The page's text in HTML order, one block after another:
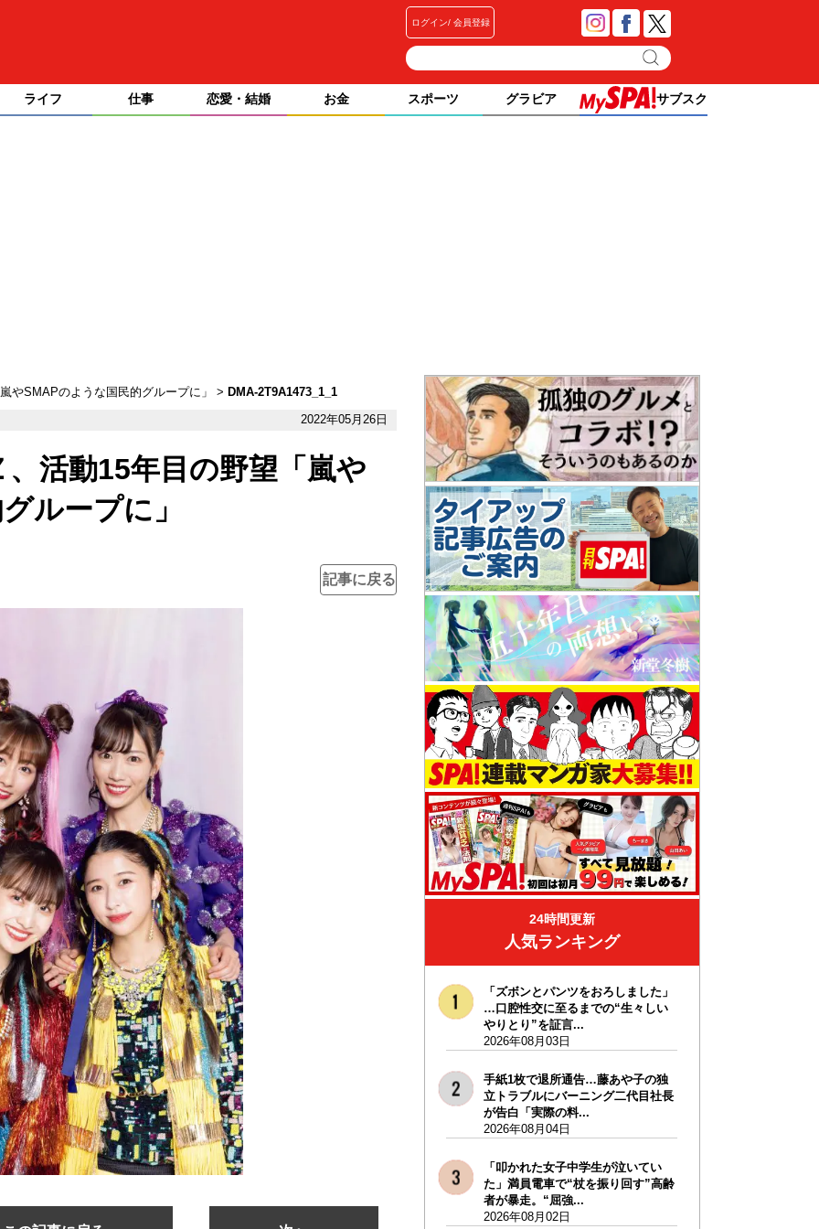
ログイン 会員登録
ライフ 仕事 恋愛・結婚 お金 スポーツ グラビア サブスク
やSMAPのような国民的グループに」
DMA-2T9A1473_1_1
2022年05月26日
活動15年目の野望「嵐や
ループに」
記事に戻る
24時間更新
人気ランキング
「ズボンとパンツをおろしました」
…口腔性交に至るまでの“生々しい
やりとり”を証言...
2026年08月03日
手紙1枚で退所通告…藤あや子の独
立トラブルにバーニング二代目社長
が告白「実際の料...
2026年08月04日
「叩かれた女子中学生が泣いてい
た」満員電車で“杖を振り回す”高齢
者が暴走。“屈強...
2026年08月02日